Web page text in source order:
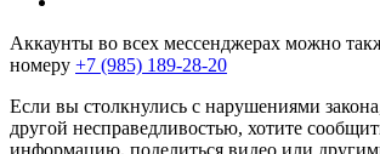
Аккаунты во всех мессенджерах можно
номеру +7 (985) 189-28-20
Если вы столкнулись с нарушениями
другой несправедливостью, хотите
информацию, поделиться видео или